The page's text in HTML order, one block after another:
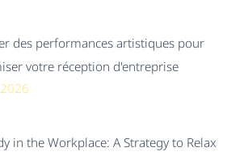
des performances artistiques pour
votre réception d'entreprise
in the Workplace: A Strategy to Relax